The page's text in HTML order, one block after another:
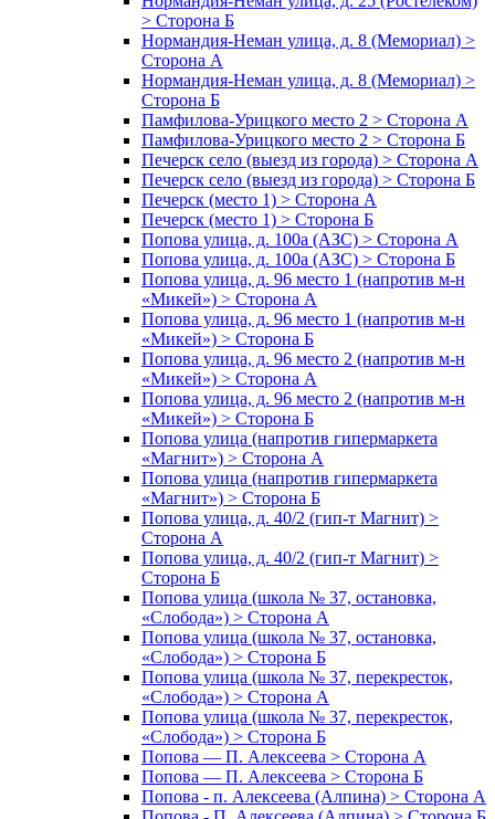
> Сторона Б
Нормандия-Неман улица, д. 8 (Мемориал) >
Сторона А
Нормандия-Неман улица, д. 8 (Мемориал) >
Сторона Б
Памфилова-Урицкого место 2 > Сторона А
Памфилова-Урицкого место 2 > Сторона Б
Печерск село (выезд из города) > Сторона А
Печерск село (выезд из города) > Сторона Б
Печерск (место 1) > Сторона А
Печерск (место 1) > Сторона Б
Попова улица, д. 100а (АЗС) > Сторона А
Попова улица, д. 100а (АЗС) > Сторона Б
Попова улица, д. 96 место 1 (напротив м-н
«Микей») > Сторона А
Попова улица, д. 96 место 1 (напротив м-н
«Микей») > Сторона Б
Попова улица, д. 96 место 2 (напротив м-н
«Микей») > Сторона А
Попова улица, д. 96 место 2 (напротив м-н
«Микей») > Сторона Б
Попова улица (напротив гипермаркета
«Магнит») > Сторона А
Попова улица (напротив гипермаркета
«Магнит») > Сторона Б
Попова улица, д. 40/2 (гип-т Магнит) >
Сторона А
Попова улица, д. 40/2 (гип-т Магнит) >
Сторона Б
Попова улица (школа № 37, остановка,
«Слобода») > Сторона А
Попова улица (школа № 37, остановка,
«Слобода») > Сторона Б
Попова улица (школа № 37, перекресток,
«Слобода») > Сторона А
Попова улица (школа № 37, перекресток,
«Слобода») > Сторона Б
Попова — П. Алексеева > Сторона А
Попова — П. Алексеева > Сторона Б
Попова - п. Алексеева (Алпина) > Сторона А